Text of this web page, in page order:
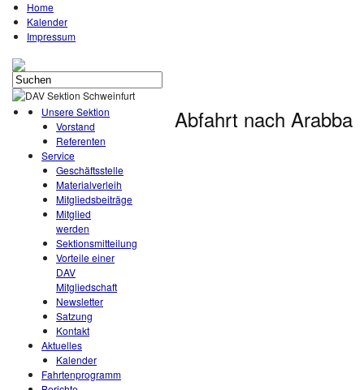
Home
Kalender
Impressum
Unsere Sektion
Vorstand
Referenten
Service
Geschäftsstelle
Materialverleih
Mitgliedsbeiträge
Mitglied
werden
Sektionsmitteilung
Vorteile einer
DAV
Mitgliedschaft
Newsletter
Satzung
Kontakt
Aktuelles
Kalender
Fahrtenprogramm
Abfahrt nach Arabba